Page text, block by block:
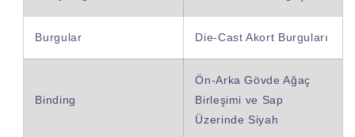
Burgular Die-Cast Akort Burguları
Binding
Ön-Arka Gövde Ağaç
Birleşimi ve Sap
Üzerinde Siyah